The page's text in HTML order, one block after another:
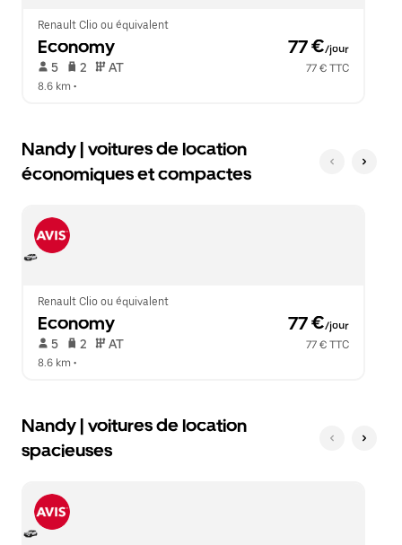
calendrier.
Renault Clio ou équivalent
Economy 77 €/jour
5 2 AT
77 € TTC
8.6 km •
Nandy | voitures de location
économiques et compactes
Renault Clio ou équivalent
Economy 77 €/jour
5 2 AT
77 € TTC
8.6 km •
Nandy | voitures de location
spacieuses